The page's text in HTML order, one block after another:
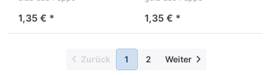
1,35 € * 1,35 € *
Zurück 1 2 Weiter